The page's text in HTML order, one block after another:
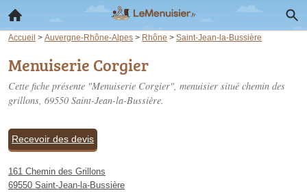
Accueil > Auvergne-Rhône-Alpes > Rhône > Saint-Jean-la-Bussière
Menuiserie Corgier
Cette fiche présente "Menuiserie Corgier", menuisier situé chemin des
grillons, 69550 Saint-Jean-la-Bussière.
Recevoir des devis
161 Chemin des Grillons
69550 Saint-Jean-la-Bussière